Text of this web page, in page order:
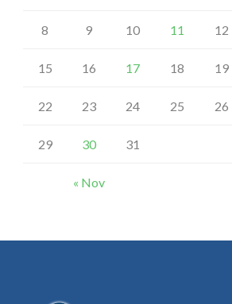
« Nov
8 9 10 11 12
15 16 17 18 19
22 23 24 25 26
29 30 31